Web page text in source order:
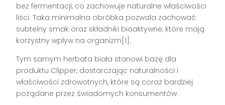
bez fermentacji, co zachowuje naturalne właściwości
liści. Taka minimalna obróbka pozwala zachować
subtelny smak oraz składniki bioaktywne, które mają
korzystny wpływ na organizm[1].
Tym samym herbata biała stanowi bazę dla
produktu Clipper, dostarczając naturalności i
właściwości zdrowotnych, które są coraz bardziej
pożądane przez świadomych konsumentów.